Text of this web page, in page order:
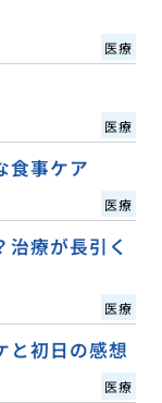
医療
医療
食事ケア
医療
治療が長引く
医療
と初日の感想
医療